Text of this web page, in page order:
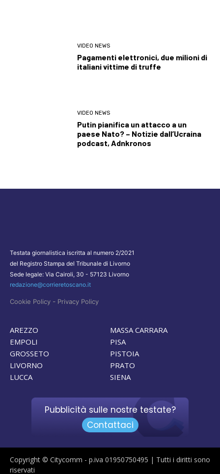
VIDEO NEWS
Pagamenti elettronici, due milioni di
italiani vittime di truffe
VIDEO NEWS
Putin pianifica un attacco a un
paese Nato? – Notizie dall’Ucraina
podcast, Adnkronos
Testata giornalistica iscritta al numero 2/2021
del Registro Stampa del Tribunale di Livorno
Sede legale: Via Cairoli, 30 - 57123 Livorno
redazione@corrieretoscano.it
Cookie Policy - Privacy Policy
AREZZO
EMPOLI
GROSSETO
LIVORNO
LUCCA
MASSA CARRARA
PISA
PISTOIA
PRATO
SIENA
Pubblicità sulle nostre testate?
Contattaci
Copyright © Citycomm - p.iva 01950750495 | Tutti i diritti sono
riservati